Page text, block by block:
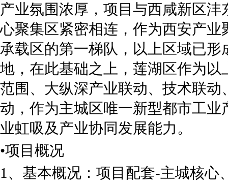
产业氛围浓厚，项目与西咸新区
心聚集区紧密相连，作为西安产
承载区的第一梯队，以上区域已
地，在此基础之上，莲湖区作为
范围、大纵深产业联动、技术联
动，作为主城区唯一新型都市工
业虹吸及产业协同发展能力。
•项目概况
1、基本概况：项目配套-主城核